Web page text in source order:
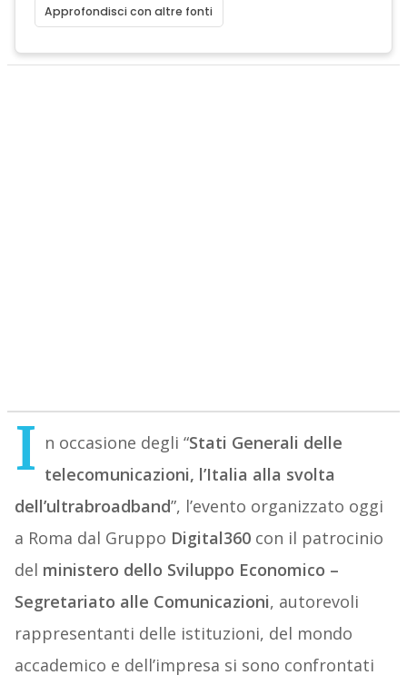
Approfondisci con altre fonti
I n occasione degli “Stati Generali delle
telecomunicazioni, l’Italia alla svolta
dell’ultrabroadband”, l’evento organizzato oggi
a Roma dal Gruppo Digital360con il patrocinio
del ministero dello Sviluppo Economico –
Segretariato alle Comunicazioni, autorevoli
rappresentanti delle istituzioni, del mondo
accademico e dell’impresa si sono confrontati